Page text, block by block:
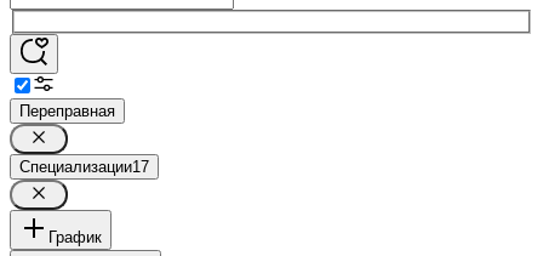
Переправная
Специализации17
График